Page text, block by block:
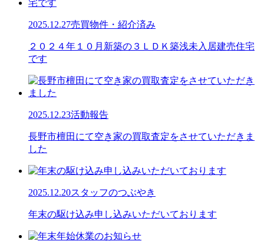
2025.12.27売買物件・紹介済み
２０２４年１０月新築の３ＬＤＫ築浅未入居建売住宅
です
2025.12.23活動報告
長野市檀田にて空き家の買取査定をさせていただきま
した
2025.12.20スタッフのつぶやき
年末の駆け込み申し込みいただいております